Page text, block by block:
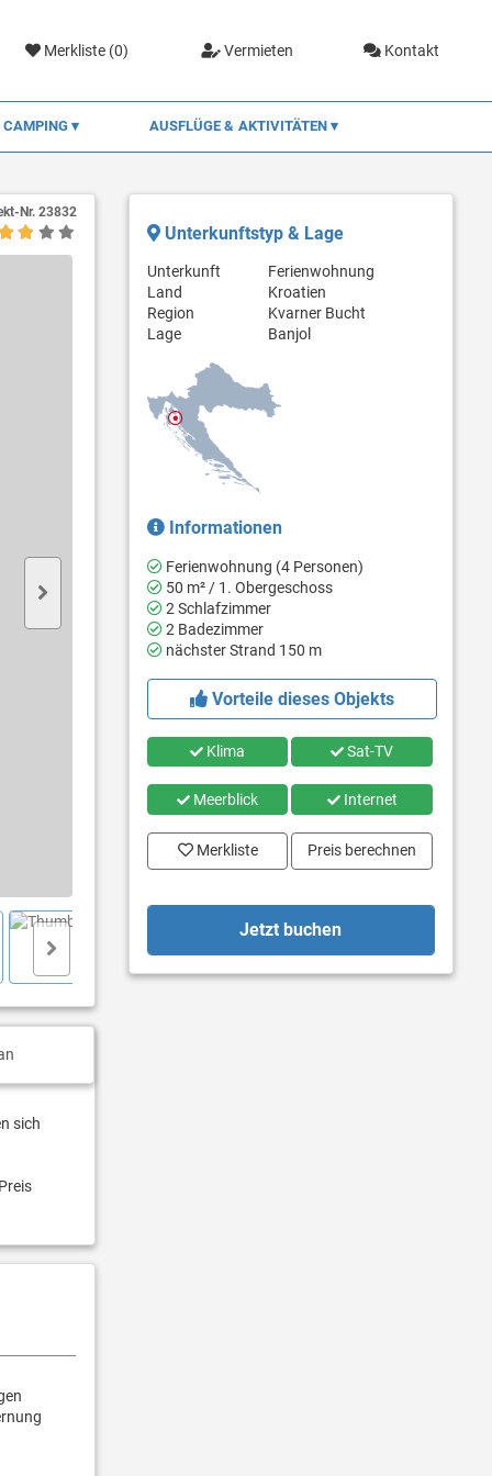
Merkliste (0) Vermieten Kontakt
CAMPING AUSFLÜGE & AKTIVITÄTEN
Nr. 23832
sich
Unterkunftstyp & Lage
Unterkunft
Ferienwohnung
Land
Kroatien
Region
Kvarner Bucht
Lage
Banjol
Informationen
Ferienwohnung (4 Personen)
50 m² / 1. Obergeschoss
2 Schlafzimmer
2 Badezimmer
nächster Strand 150 m
Vorteile dieses Objekts
Klima Sat-TV
Meerblick Internet
Merkliste Preis berechnen
Jetzt buchen